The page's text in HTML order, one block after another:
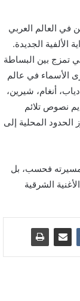
في العالم العربي
الألفية الجديدة.
تمزج بين البساطة
الأسماء في عالم
أنغام، شيرين،
نصوص تلائم
الحدود المحلية إلى
بمسيرته فحسب، بل
الشرقية